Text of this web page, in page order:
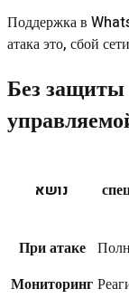
Поддержка в
атака это, сбой
Без защиты
נושא
При атаке
Мониторинг